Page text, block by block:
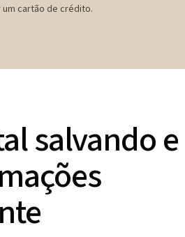
cartão de crédito.
salvando e